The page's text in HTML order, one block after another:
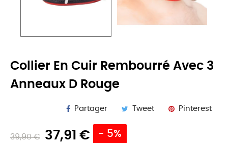
Collier En Cuir Rembourré Avec 3
Anneaux D Rouge
Partager Tweet Pinterest
39,90 € 37,91 € - 5%